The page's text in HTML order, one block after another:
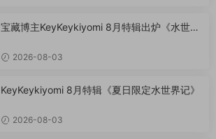
宝藏博主KeyKeykiyomi 8月特辑出炉《水世界
2026-08-03
KeyKeykiyomi 8月特辑《夏日限定水世界记》
2026-08-03